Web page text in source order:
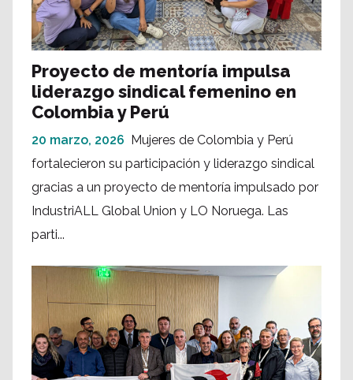
Proyecto de mentoría impulsa
liderazgo sindical femenino en
Colombia y Perú
20 marzo, 2026
Mujeres de Colombia y Perú
fortalecieron su participación y liderazgo sindical
gracias a un proyecto de mentoría impulsado por
IndustriALL Global Union y LO Noruega. Las
parti...